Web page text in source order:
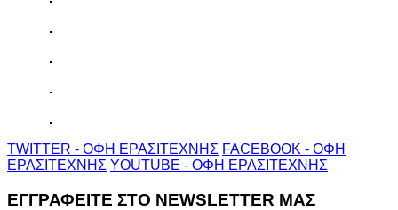
TWITTER - ΟΦΗ ΕΡΑΣΙΤΕΧΝΗΣ FACEBOOK - ΟΦΗ
ΕΡΑΣΙΤΕΧΝΗΣ YOUTUBE - ΟΦΗ ΕΡΑΣΙΤΕΧΝΗΣ
ΕΓΓΡΑΦΕΙΤΕ ΣΤΟ NEWSLETTER ΜΑΣ